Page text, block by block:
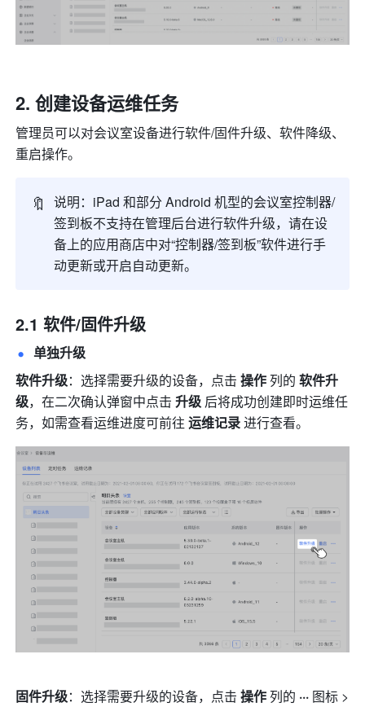
创建设备运维任务
管理员可以对会议室设备进行软件/固件升级、软件降级、
重启操作。
🔖
说明：iPad 和部分 Android 机型的会议室控制器/
签到板不支持在管理后台进行软件升级，请在设
备上的应用商店中对“控制器/签到板”软件进行手
动更新或开启自动更新。
2.1 软件/固件升级
单独升级
软件升级：选择需要升级的设备，点击 操作 列的 软件升
级，在二次确认弹窗中点击 升级 后将成功创建即时运维任
务，如需查看运维进度可前往 运维记录 进行查看。
固件升级：选择需要升级的设备，点击 操作 列的 ···